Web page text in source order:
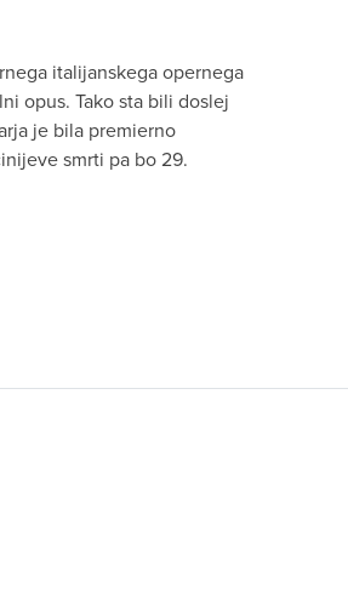
italijanskega opernega
opus. Tako sta bili doslej
je bila premierno
smrti pa bo 29.